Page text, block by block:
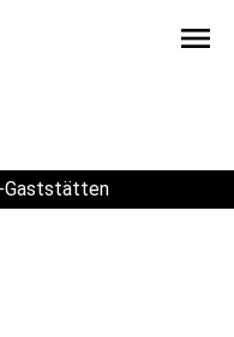
menu
Gaststätten